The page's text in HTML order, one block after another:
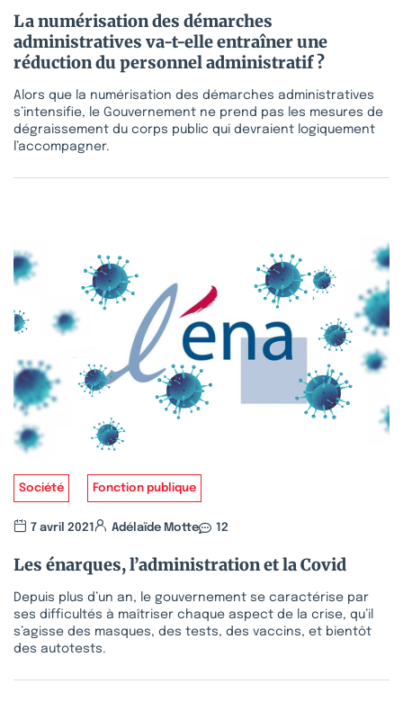
La numérisation des démarches
administratives va-t-elle entraîner une
réduction du personnel administratif ?
Alors que la numérisation des démarches administratives
s’intensifie, le Gouvernement ne prend pas les mesures de
dégraissement du corps public qui devraient logiquement
l’accompagner.
Société Fonction publique
7 avril 2021 Adélaïde Motte 12
Les énarques, l’administration et la Covid
Depuis plus d’un an, le gouvernement se caractérise par
ses difficultés à maîtriser chaque aspect de la crise, qu’il
s’agisse des masques, des tests, des vaccins, et bientôt
des autotests.